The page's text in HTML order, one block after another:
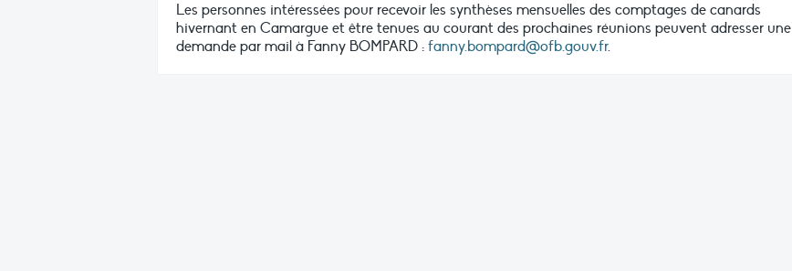
Les personnes intéressées pour recevoir les synthèses mensuelles des comptages de canards
hivernant en Camargue et être tenues au courant des prochaines réunions peuvent adresser une
demande par mail à Fanny BOMPARD : fanny.bompard@ofb.gouv.fr.